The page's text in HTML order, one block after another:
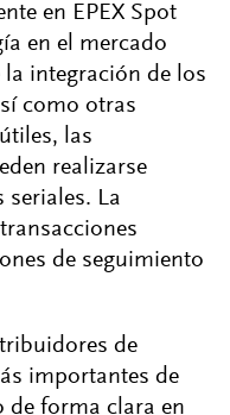
en EPEX Spot
en el mercado
integración de los
como otras
las
realizarse
seriales. La
de seguimiento
de
importantes de
de forma clara en